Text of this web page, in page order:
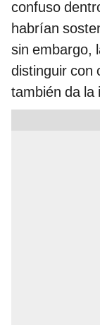
confuso
habrían
sin embargo,
distinguir con
también da la